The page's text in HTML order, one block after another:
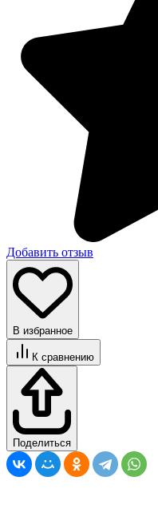
Добавить отзыв
В избранное
К сравнению
Поделиться